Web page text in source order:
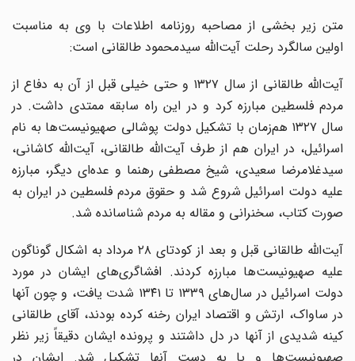
متن زیر بخشی از مصاحبه روزنامه اطلاعات با وی به مناسبت
اولین سالگرد رحلت آیت‌الله سیدمحمود طالقانی است:
آیت‌الله طالقانی از سال ۱۳۲۷ و حتی خیلی قبل از آن به دفاع از
مردم فلسطین مبارزه کرد و در این راه سابقه ممتدی داشت. در
سال ۱۳۲۷ هم‌زمان با تشکیل دولت پوشالی صهیونیست‌ها به نام
اسرائیل، در ایران هم از طرف آیت‌الله طالقانی، آیت‌الله کاشانی،
سیدغلامرضا سعیدی، شیخ مصطفی رهنما و عده‌ای دیگر، مبارزه
علیه دولت اسرائیل شروع شد و حقوق مردم فلسطین در ایران به
صورت کتاب، سخنرانی و مقاله به مردم شناسانده شد.
آیت‌الله طالقانی قبل و بعد از کودتای ۲۸ مرداد به اشکال گوناگون
علیه صهیونیست‌ها مبارزه کردند. افشاگری‌های ایشان در مورد
دولت اسرائیل در سال‌های ۱۳۳۹ تا ۱۳۴۱ شدت یافت، و چون آنها
در ساواک، ارتش و اقتصاد ایران رخنه کرده بودند، آقای طالقانی
کینه شدیدی از آنها در دل داشتند و پرونده ایشان دقیقاً زیر نظر